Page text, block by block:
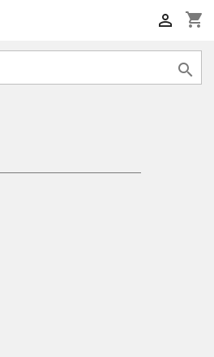
shopping_cart

